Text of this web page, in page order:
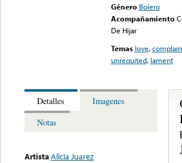
Género Bolero
Acompañamiento
De Hijar
Temas love,
unrequited, lament
Detalles
Imagenes
Notas
ArtistaAlicia Juarez